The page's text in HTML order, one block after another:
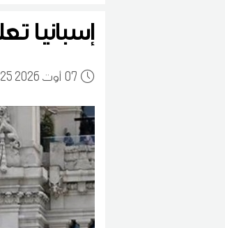
إسبانيا
0723:25 2026 أوت